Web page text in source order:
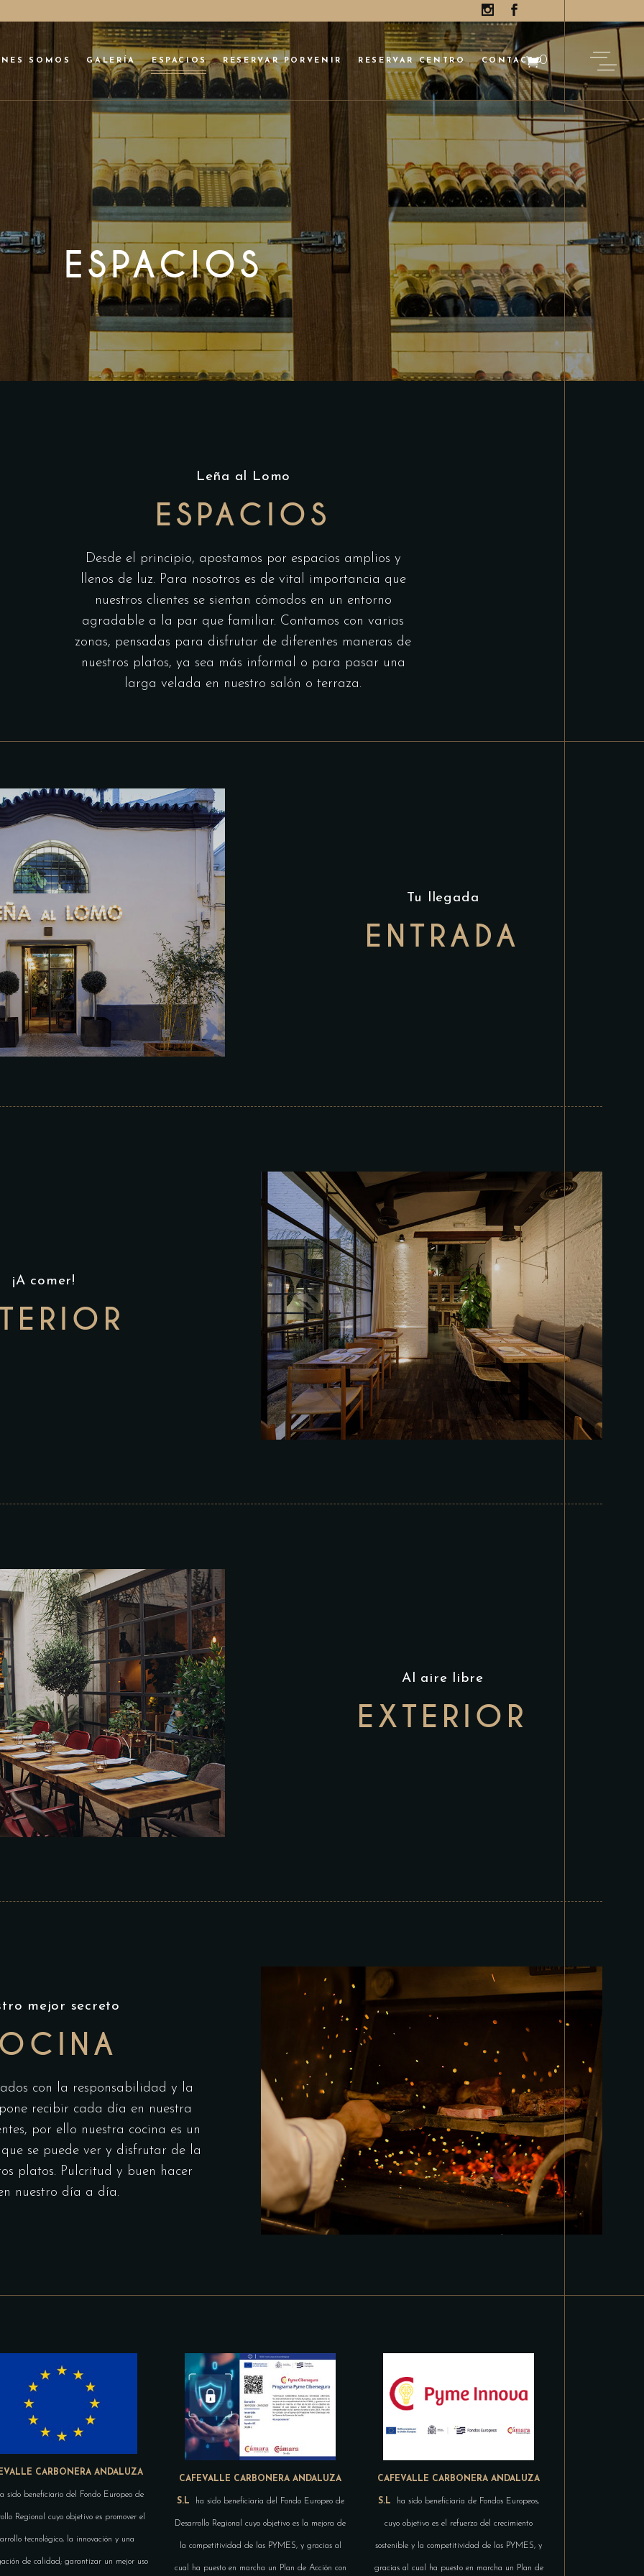
SOMOS GALERÍA ESPACIOS RESERVAR PORVENIR RESERVAR CENTRO CONTACTO0
No products in the cart.
ESPACIOS
Leña al Lomo
ESPACIOS
Desde el principio, apostamos por espacios amplios y
llenos de luz. Para nosotros es de vital importancia que
nuestros clientes se sientan cómodos en un entorno
agradable a la par que familiar. Contamos con varias
zonas, pensadas para disfrutar de diferentes maneras de
nuestros platos, ya sea más informal o para pasar una
larga velada en nuestro salón o terraza.
Tu llegada
ENTRADA
¡A comer!
Al aire libre
EXTERIOR
mejor secreto
con la responsabilidad y la
recibir cada día en nuestra
por ello nuestra cocina es un
se puede ver y disfrutar de la
platos. Pulcritud y buen hacer
nuestro día a día.
CARBONERA ANDALUZA
sido beneficiario del Fondo Europeo de
Regional cuyo objetivo es promover el
tecnológico, la innovación y una
de calidad; garantizar un mejor uso
CAFEVALLE CARBONERA ANDALUZA
S.L ha sido beneficiaria del Fondo Europeo de
Desarrollo Regional cuyo objetivo es la mejora de
la competitividad de las PYMES, y gracias al
cual ha puesto en marcha un Plan de Acción con
CAFEVALLE CARBONERA ANDALUZA
S.L ha sido beneficiaria de Fondos Europeos,
cuyo objetivo es el refuerzo del crecimiento
sostenible y la competitividad de las PYMES, y
gracias al cual ha puesto en marcha un Plan de